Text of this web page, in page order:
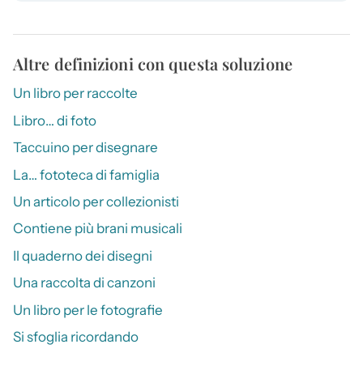
Altre definizioni con questa soluzione
Un libro per raccolte
Libro… di foto
Taccuino per disegnare
La… fototeca di famiglia
Un articolo per collezionisti
Contiene più brani musicali
Il quaderno dei disegni
Una raccolta di canzoni
Un libro per le fotografie
Si sfoglia ricordando